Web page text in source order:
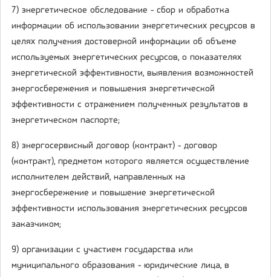
7) энергетическое обследование - сбор и обработка
информации об использовании энергетических ресурсов в
целях получения достоверной информации об объеме
используемых энергетических ресурсов, о показателях
энергетической эффективности, выявления возможностей
энергосбережения и повышения энергетической
эффективности с отражением полученных результатов в
энергетическом паспорте;
8) энергосервисный договор (контракт) - договор
(контракт), предметом которого является осуществление
исполнителем действий, направленных на
энергосбережение и повышение энергетической
эффективности использования энергетических ресурсов
заказчиком;
9) организации с участием государства или
муниципального образования - юридические лица, в